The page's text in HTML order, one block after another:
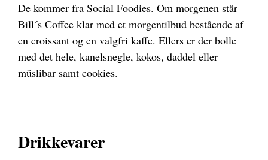
De kommer fra Social Foodies. Om morgenen står
Bill´s Coffee klar med et morgentilbud bestående af
en croissant og en valgfri kaffe. Ellers er der bolle
med det hele, kanelsnegle, kokos, daddel eller
müslibar samt cookies.
Drikkevarer